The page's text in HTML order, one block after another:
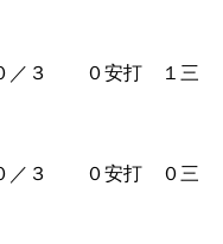
０安打 １三
０安打 ０三